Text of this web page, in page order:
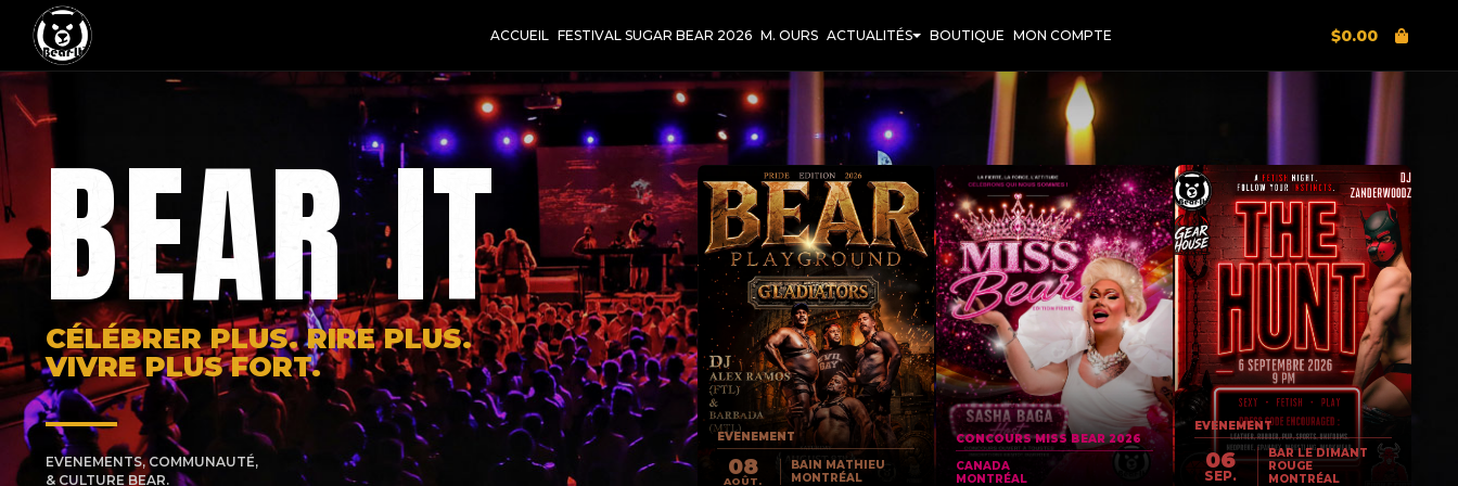
ACCUEIL FESTIVAL SUGAR BEAR 2026 M. OURS ACTUALITÉS BOUTIQUE MON COMPTE $0.00
BEAR IT
CÉLÉBRER PLUS. RIRE PLUS.
VIVRE PLUS FORT.
EVENEMENTS, COMMUNAUTÉ,
& CULTURE BEAR.
EVENEMENT
08
AOÛT.
BAIN MATHIEU
MONTRÉAL
CONCOURS MISS BEAR 2026
CANADA
MONTRÉAL
EVENEMENT
06
SEP.
BAR LE DIMANT
ROUGE
MONTRÉAL